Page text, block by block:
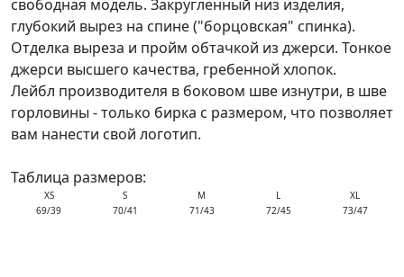
свободная модель. Закругленный низ изделия,
глубокий вырез на спине ("борцовская" спинка).
Отделка выреза и пройм обтачкой из джерси. Тонкое
джерси высшего качества, гребенной хлопок.
Лейбл производителя в боковом шве изнутри, в шве
горловины - только бирка с размером, что позволяет
вам нанести свой логотип.
Таблица размеров:
XS S M L
XL
69/39
70/41 71/43 72/45 73/47